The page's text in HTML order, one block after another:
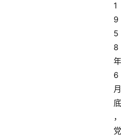
1
9
5
8
年
6
月
底
，
党